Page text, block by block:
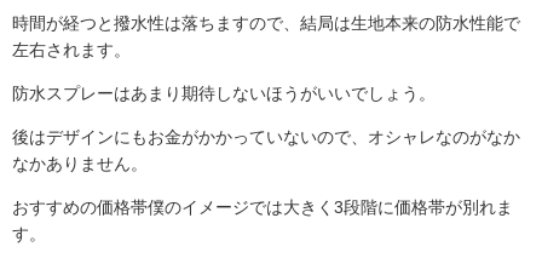
時間が経つと撥水性は落ちますので、結局は生地本来の防水性能で
左右されます。
防水スプレーはあまり期待しないほうがいいでしょう。
後はデザインにもお金がかかっていないので、オシャレなのがなか
なかありません。
おすすめの価格帯僕のイメージでは大きく3段階に価格帯が別れま
す。